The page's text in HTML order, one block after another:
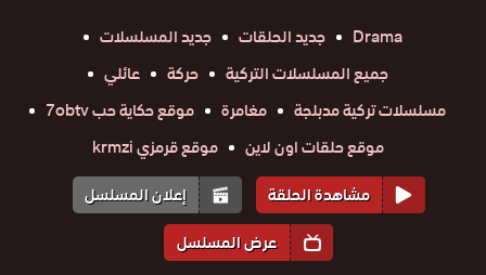
Drama
جديد الحلقات
جديد المسلسلات
جميع المسلسلات التركية
حركة
عائلي
مسلسلات تركية مدبلجة
مغامرة
موقع حكاية حب 7obtv
موقع حلقات اون لاين
موقع قرمزي krmzi
مشاهدة الحلقة
إعلان المسلسل
عرض المسلسل